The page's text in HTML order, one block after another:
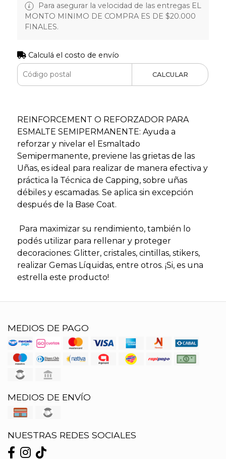
Para asegurar la velocidad de las entregas EL
MONTO MINIMO DE COMPRA ES DE $20.000
FINALES.
Calculá el costo de envío
CALCULAR
REINFORCEMENT O REFORZADOR PARA
ESMALTE SEMIPERMANENTE: Ayuda a
reforzar y nivelar el Esmaltado
Semipermanente, previene las grietas de las
Uñas, es ideal para realizar de manera efectiva y
práctica la Técnica de Capping, sobre uñas
débiles y escamadas. Se aplica sin excepción
después de la Base Coat.
Para maximizar su rendimiento, también lo
podés utilizar para rellenar y proteger
decoraciones: Glitter, cristales, cintillas, stikers,
realizar Gemas Líquidas, entre otros. ¡Si, es una
estrella este producto!
MEDIOS DE PAGO
MEDIOS DE ENVÍO
NUESTRAS REDES SOCIALES